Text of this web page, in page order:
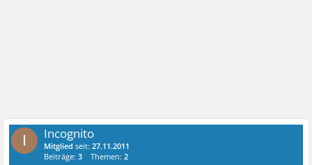
I Incognito
Mitglied seit:27.11.2011
Beiträge:3 Themen:2